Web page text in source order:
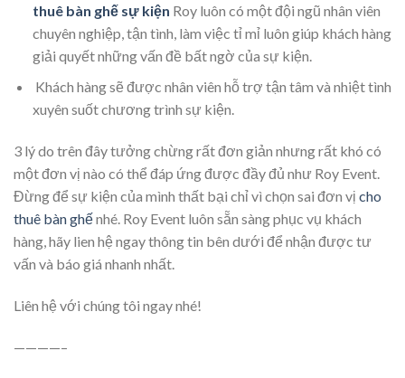
thuê bàn ghế sự kiện Roy luôn có một đội ngũ nhân viên
chuyên nghiệp, tận tình, làm việc tỉ mỉ luôn giúp khách hàng
giải quyết những vấn đề bất ngờ của sự kiện.
Khách hàng sẽ được nhân viên hỗ trợ tận tâm và nhiệt tình
xuyên suốt chương trình sự kiện.
3 lý do trên đây tưởng chừng rất đơn giản nhưng rất khó có
một đơn vị nào có thể đáp ứng được đầy đủ như Roy Event.
Đừng để sự kiện của mình thất bại chỉ vì chọn sai đơn vị cho
thuê bàn ghếnhé. Roy Event luôn sẵn sàng phục vụ khách
hàng, hãy lien hệ ngay thông tin bên dưới để nhận được tư
vấn và báo giá nhanh nhất.
Liên hệ với chúng tôi ngay nhé!
————–